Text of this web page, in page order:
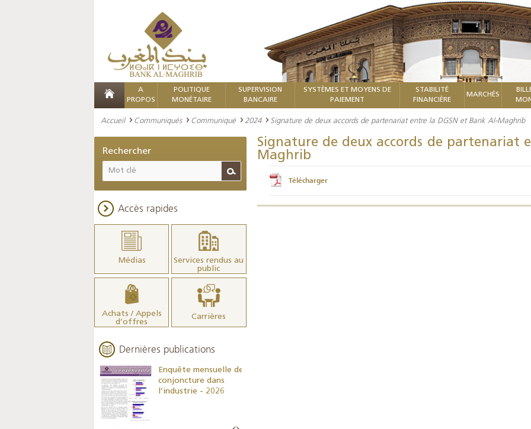
A
PROPOS
POLITIQUE
MONÉTAIRE
SUPERVISION
BANCAIRE
SYSTÈMES ET MOYENS DE
PAIEMENT
STABILITÉ
FINANCIÈRE
MARCHÉS
Accueil Communiqués Communiqué 2024 Signature de deux accords de partenariat entre la DGSN et Bank Al-Maghrib
Signature de deux accords de partenariat
Maghrib
Télécharger
Rechercher
Accès rapides
Médias
Services rendus au
public
Achats / Appels
d’offres
Carrières
Dernières publications
Enquête mensuelle de
conjoncture dans
l’industrie - 2026